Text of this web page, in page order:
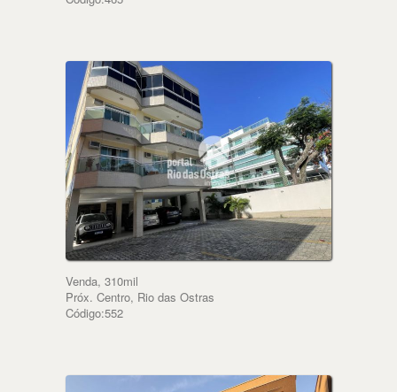
Venda, 310mil
Próx. Centro, Rio das Ostras
Código:552